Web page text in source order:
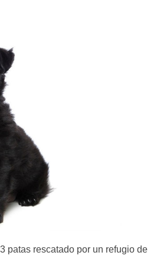
patas rescatado por un refugio de